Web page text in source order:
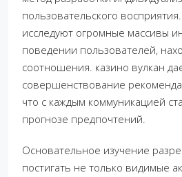
пользовательского
исследуют огромные массивы
поведении пользователей,
соотношения. казино вулкан
совершенствование
что с каждым коммуникацией
прогнозе предпочтений.
Основательное изучение
постигать не только видимые